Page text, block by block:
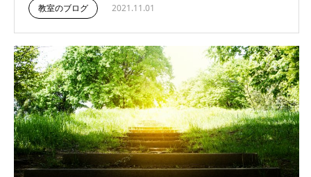
教室のブログ 2021.11.01